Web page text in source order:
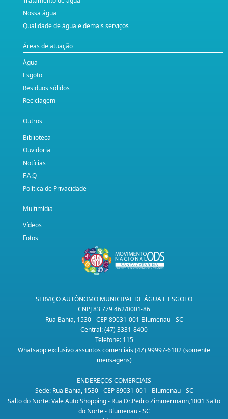
Nossa água
Qualidade de água e demais serviços
Áreas de atuação
Água
Esgoto
Residuos sólidos
Reciclagem
Outros
Biblioteca
Ouvidoria
Notícias
F.A.Q
Política de Privacidade
Multimídia
Vídeos
Fotos
SERVIÇO AUTÔNOMO MUNICIPAL DE ÁGUA E ESGOTO
CNPJ 83 779 462/0001-86
Rua Bahia, 1530 - CEP 89031-001-Blumenau - SC
Central: (47) 3331-8400
Telefone: 115
Whatsapp exclusivo assuntos comerciais (47) 99997-6102 (somente
mensagens)
ENDEREÇOS COMERCIAIS
Sede: Rua Bahia, 1530 - CEP 89031-001 - Blumenau - SC
Salto do Norte: Vale Auto Shopping - Rua Dr.Pedro Zimmermann,1001 Salto
do Norte - Blumenau - SC